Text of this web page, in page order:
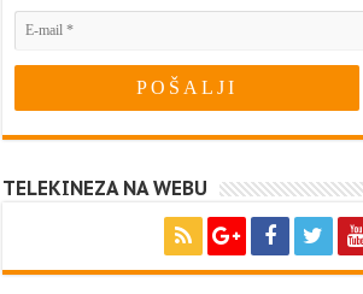
TELEKINEZA NA WEBU